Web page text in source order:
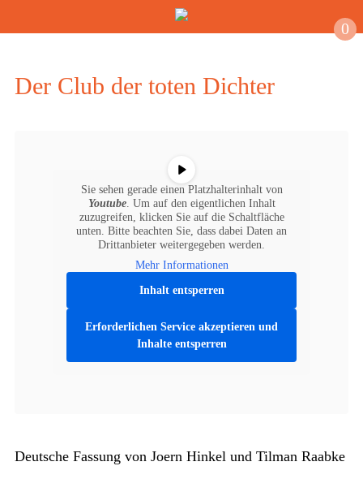
0
Der Club der toten Dichter
Sie sehen gerade einen Platzhalterinhalt von
Youtube. Um auf den eigentlichen Inhalt
zuzugreifen, klicken Sie auf die Schaltfläche
unten. Bitte beachten Sie, dass dabei Daten an
Drittanbieter weitergegeben werden.
Mehr Informationen
Inhalt entsperren
Erforderlichen Service akzeptieren und
Inhalte entsperren
Deutsche Fassung von Joern Hinkel und Tilman Raabke